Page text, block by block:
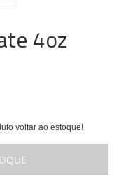
4oz
voltar ao estoque!